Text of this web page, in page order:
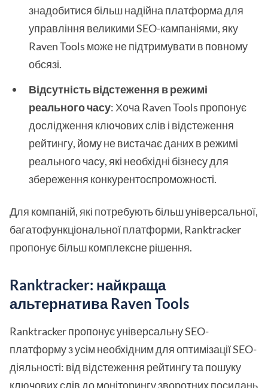
знадобитися більш надійна платформа для
управління великими SEO-кампаніями, яку
Raven Tools може не підтримувати в повному
обсязі.
Відсутність відстеження в режимі
реального часу: Хоча Raven Tools пропонує
дослідження ключових слів і відстеження
рейтингу, йому не вистачає даних в режимі
реального часу, які необхідні бізнесу для
збереження конкурентоспроможності.
Для компаній, які потребують більш універсальної,
багатофункціональної платформи, Ranktracker
пропонує більш комплексне рішення.
Ranktracker: найкраща
альтернатива Raven Tools
Ranktracker пропонує універсальну SEO-
платформу з усім необхідним для оптимізації SEO-
діяльності: від відстеження рейтингу та пошуку
ключових слів до моніторингу зворотних посилань